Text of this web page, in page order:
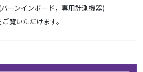
ーンインボード，専用計測機器)
覧いただけます。